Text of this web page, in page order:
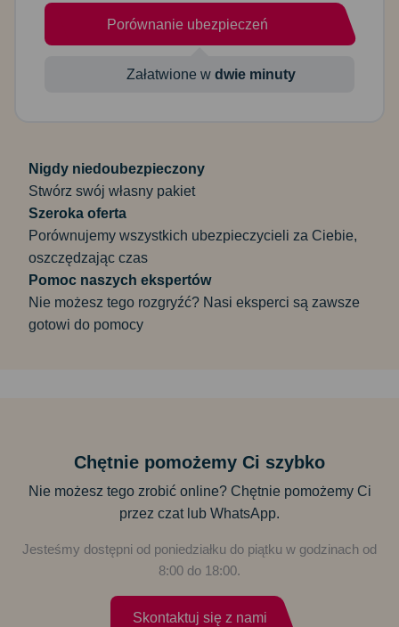
Porównanie ubezpieczeń
Załatwione wdwie minuty
Nigdy niedoubezpieczony
Stwórz swój własny pakiet
Szeroka oferta
Porównujemy wszystkich ubezpieczycieli za Ciebie,
oszczędzając czas
Pomoc naszych ekspertów
Nie możesz tego rozgryźć? Nasi eksperci są zawsze
gotowi do pomocy
Chętnie pomożemy Ci szybko
Nie możesz tego zrobić online? Chętnie pomożemy Ci
przez czat lub WhatsApp.
Jesteśmy dostępni od poniedziałku do piątku w godzinach od
8:00 do 18:00.
Skontaktuj się z nami